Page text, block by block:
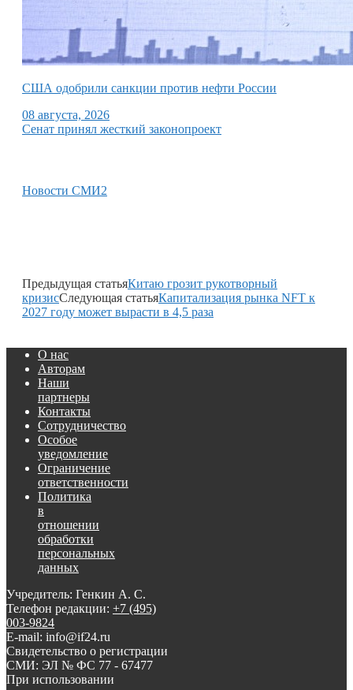
США одобрили санкции против нефти России
08 августа, 2026
Сенат принял жесткий законопроект
Новости СМИ2
Предыдущая статьяКитаю грозит рукотворный
кризисСледующая статьяКапитализация рынка NFT к
2027 году может вырасти в 4,5 раза
О нас
Авторам
Наши
партнеры
Контакты
Сотрудничество
Особое
уведомление
Ограничение
ответственности
Политика
в
отношении
обработки
персональных
данных
Учредитель: Генкин А. С.
Телефон редакции: +7 (495)
003-9824
E-mail: info@if24.ru
Свидетельство о регистрации
СМИ: ЭЛ № ФС 77 - 67477
При использовании